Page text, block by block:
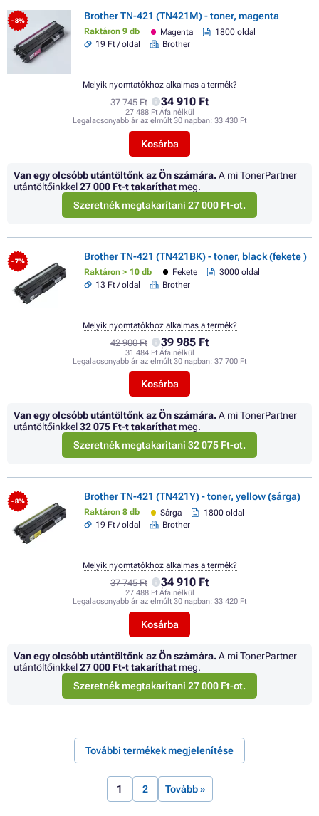
- 8% Brother TN-421 (TN421M) - toner, magenta
Raktáron 9 db Magenta
1800 oldal
19 Ft / oldal
Brother
37 745 Ft 34 910 Ft
27 488 Ft Áfa nélkül
Legalacsonyabb ár az elmúlt 30 napban: 33 430 Ft
Kosárba
Melyik nyomtatókhoz alkalmas a termék?
Van egy olcsóbb utántöltőnk az Ön számára.A mi TonerPartner
utántöltőinkkel27 000 Ft-t takaríthat meg.
Szeretnék megtakarítani 27 000 Ft-ot.
- 7% Brother TN-421 (TN421BK) - toner, black (fekete )
Raktáron > 10 db Fekete
3000 oldal
13 Ft / oldal
Brother
42 900 Ft 39 985 Ft
31 484 Ft Áfa nélkül
Legalacsonyabb ár az elmúlt 30 napban: 37 700 Ft
Kosárba
Melyik nyomtatókhoz alkalmas a termék?
Van egy olcsóbb utántöltőnk az Ön számára.A mi TonerPartner
utántöltőinkkel32 075 Ft-t takaríthat meg.
Szeretnék megtakarítani 32 075 Ft-ot.
- 8% Brother TN-421 (TN421Y) - toner, yellow (sárga)
Raktáron 8 db Sárga
1800 oldal
19 Ft / oldal
Brother
37 745 Ft 34 910 Ft
27 488 Ft Áfa nélkül
Legalacsonyabb ár az elmúlt 30 napban: 33 420 Ft
Kosárba
Melyik nyomtatókhoz alkalmas a termék?
Van egy olcsóbb utántöltőnk az Ön számára.A mi TonerPartner
utántöltőinkkel27 000 Ft-t takaríthat meg.
Szeretnék megtakarítani 27 000 Ft-ot.
További termékek megjelenítése
1 2 Tovább »